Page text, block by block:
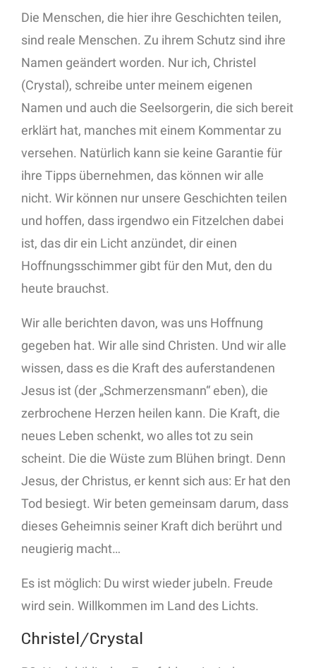
Die Menschen, die hier ihre Geschichten teilen,
sind reale Menschen. Zu ihrem Schutz sind ihre
Namen geändert worden. Nur ich, Christel
(Crystal), schreibe unter meinem eigenen
Namen und auch die Seelsorgerin, die sich bereit
erklärt hat, manches mit einem Kommentar zu
versehen. Natürlich kann sie keine Garantie für
ihre Tipps übernehmen, das können wir alle
nicht. Wir können nur unsere Geschichten teilen
und hoffen, dass irgendwo ein Fitzelchen dabei
ist, das dir ein Licht anzündet, dir einen
Hoffnungsschimmer gibt für den Mut, den du
heute brauchst.
Wir alle berichten davon, was uns Hoffnung
gegeben hat. Wir alle sind Christen. Und wir alle
wissen, dass es die Kraft des auferstandenen
Jesus ist (der „Schmerzensmann“ eben), die
zerbrochene Herzen heilen kann. Die Kraft, die
neues Leben schenkt, wo alles tot zu sein
scheint. Die die Wüste zum Blühen bringt. Denn
Jesus, der Christus, er kennt sich aus: Er hat den
Tod besiegt. Wir beten gemeinsam darum, dass
dieses Geheimnis seiner Kraft dich berührt und
neugierig macht…
Es ist möglich: Du wirst wieder jubeln. Freude
wird sein. Willkommen im Land des Lichts.
Christel/Crystal